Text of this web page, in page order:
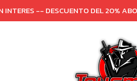
INTERES -- DESCUENTO DEL 20%